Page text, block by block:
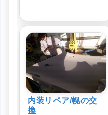
内装リペア/幌の交
換